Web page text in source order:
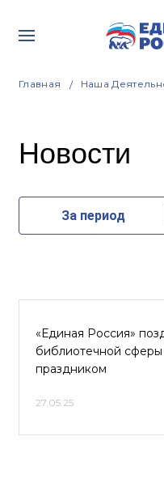
Главная Наша
Новости
За период
«Единая Россия»
библиотечной
праздником
27.05.25